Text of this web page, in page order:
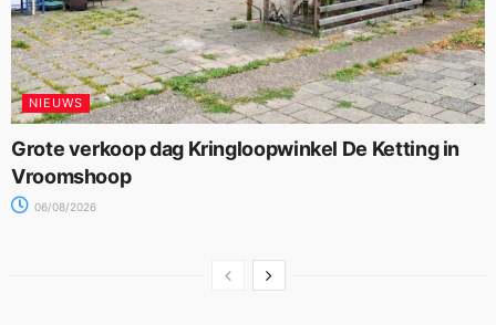
NIEUWS
Grote verkoop dag Kringloopwinkel De Ketting in
Vroomshoop
06/08/2026